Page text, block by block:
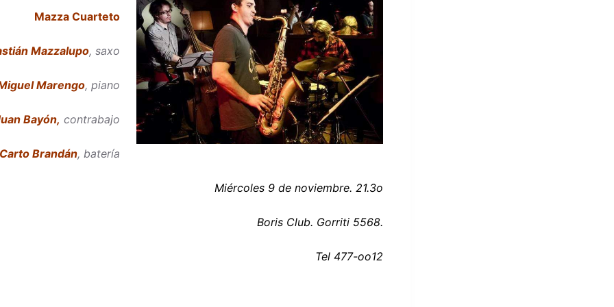
Mazza Cuarteto
Mazzalupo, saxo
Marengo, piano
Bayón, contrabajo
Carto Brandán, batería
Miércoles 9 de noviembre. 21.3o
Boris Club. Gorriti 5568.
Tel 477-oo12